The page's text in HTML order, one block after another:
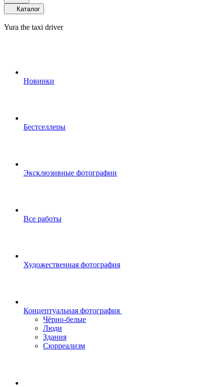
Каталог
Yura the taxi driver
Новинки
Бестселлеры
Эксклюзивные фотографии
Все работы
Художественная фотография
Концептуальная фотография
Чёрно-белые
Люди
Здания
Сюрреализм